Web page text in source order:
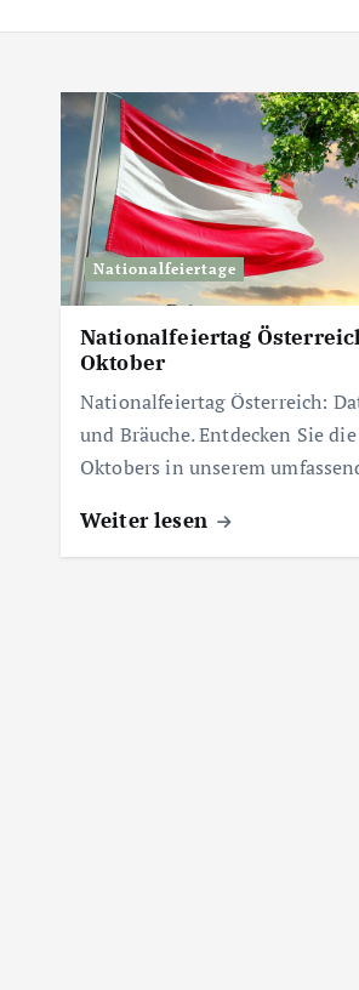
Nationalfeiertage
Nationalfeiertag
Oktober
Nationalfeiertag Österreich:
und Bräuche. Entdecken Sie
Oktobers in unserem
Weiter lesen